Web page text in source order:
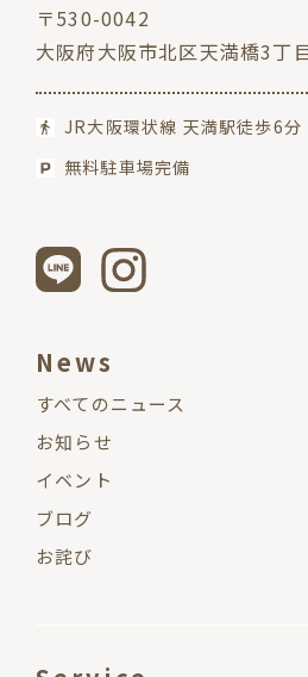
〒530-0042
大阪府大阪市北区天満橋3丁
JR大阪環状線 天満駅徒歩6分
無料駐車場完備
News
すべてのニュース
お知らせ
イベント
ブログ
お詫び